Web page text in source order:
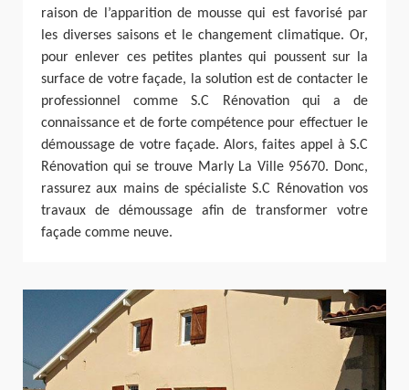
raison de l’apparition de mousse qui est favorisé par
les diverses saisons et le changement climatique. Or,
pour enlever ces petites plantes qui poussent sur la
surface de votre façade, la solution est de contacter le
professionnel comme S.C Rénovation qui a de
connaissance et de forte compétence pour effectuer le
démoussage de votre façade. Alors, faites appel à S.C
Rénovation qui se trouve Marly La Ville 95670. Donc,
rassurez aux mains de spécialiste S.C Rénovation vos
travaux de démoussage afin de transformer votre
façade comme neuve.